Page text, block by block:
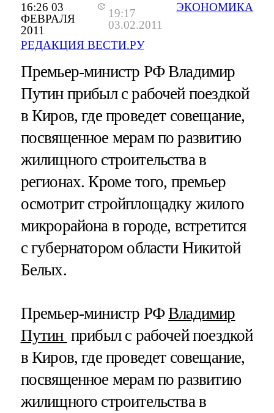
16:26 03
ФЕВРАЛЯ
2011
19:17
03.02.2011
РЕДАКЦИЯ ВЕСТИ.РУ
ЭКОНОМИКА
Премьер-министр РФ Владимир
Путин прибыл с рабочей поездкой
в Киров, где проведет совещание,
посвященное мерам по развитию
жилищного строительства в
регионах. Кроме того, премьер
осмотрит стройплощадку жилого
микрорайона в городе, встретится
с губернатором области Никитой
Белых.
Премьер-министр РФВладимир
Путин прибыл с рабочей поездкой
в Киров, где проведет совещание,
посвященное мерам по развитию
жилищного строительства в